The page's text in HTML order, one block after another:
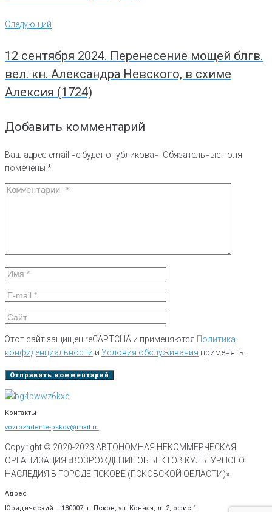
Следующий
Следующий
12 сентября 2024. Перенесение мощей блгв.
вел. кн. Алекса‌ндра Невского, в схиме
Алекси‌я (1724)
Добавить комментарий
Ваш адрес email не будет опубликован. Обязательные поля
помечены *
Этот сайт защищен reCAPTCHA и применяются Политика
конфиденциальности и Условия обслуживания применять.
Контакты
vozrozhdenie-pskov@mail.ru
Copyright © 2020-2023 АВТОНОМНАЯ НЕКОММЕРЧЕСКАЯ
ОРГАНИЗАЦИЯ «ВОЗРОЖДЕНИЕ ОБЪЕКТОВ КУЛЬТУРНОГО
НАСЛЕДИЯ В ГОРОДЕ ПСКОВЕ (ПСКОВСКОЙ ОБЛАСТИ)»
Адрес
Юридический – 180007, г. Псков, ул. Конная, д. 2, офис 1